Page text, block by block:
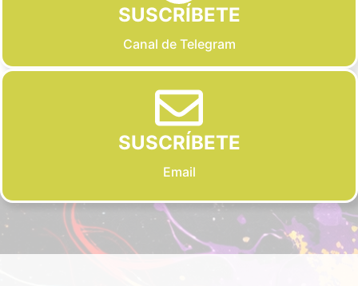
SUSCRÍBETE
Canal de Telegram
SUSCRÍBETE
Email